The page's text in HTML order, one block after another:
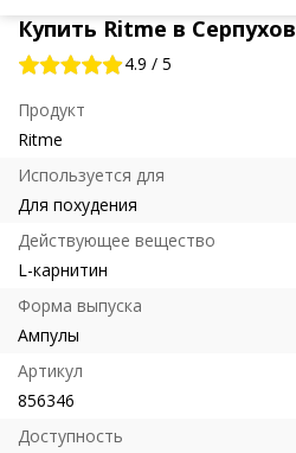
Купить Ritme в Серпухов
4.9 / 5
Продукт
Ritme
Используется для
Для похудения
Действующее вещество
L-карнитин
Форма выпуска
Ампулы
Артикул
856346
Доступность